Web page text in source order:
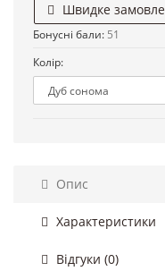
Швидке
Бонусні бали: 51
Колір:
Опис
Характеристики
Відгуки (0)